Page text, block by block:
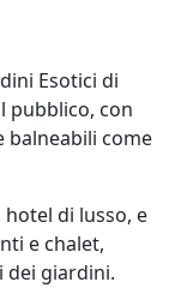
Esotici di
pubblico, con
balneabili come
di lusso, e
e chalet,
dei giardini.